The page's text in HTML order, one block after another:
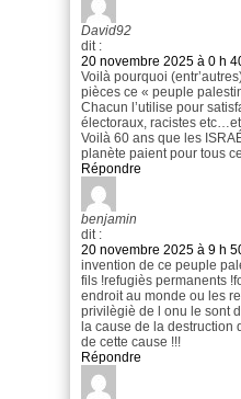
David92
dit :
20 novembre 2025 à 0 h
Voilà pourquoi
pièces ce « peuple
Chacun l’utilise pour
électoraux, racistes
Voilà 60 ans que les
planète paient pour tous
Répondre
benjamin
dit :
20 novembre 2025 à 9 h
invention de ce peuple
fils !refugiès permanents
endroit au monde ou les
privilègiè de l onu le sont
la cause de la destruction
de cette cause !!!
Répondre